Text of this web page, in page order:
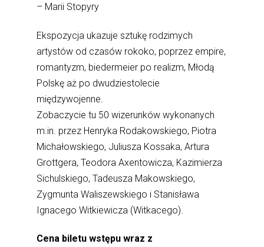
– Marii Stopyry
Ekspozycja ukazuje sztukę rodzimych
artystów od czasów rokoko, poprzez empire,
romantyzm, biedermeier po realizm, Młodą
Polskę aż po dwudziestolecie
międzywojenne.
Zobaczycie tu 50 wizerunków wykonanych
m.in. przez Henryka Rodakowskiego, Piotra
Michałowskiego, Juliusza Kossaka, Artura
Grottgera, Teodora Axentowicza, Kazimierza
Sichulskiego, Tadeusza Makowskiego,
Zygmunta Waliszewskiego i Stanisława
Ignacego Witkiewicza (Witkacego).
Cena biletu wstępu wraz z